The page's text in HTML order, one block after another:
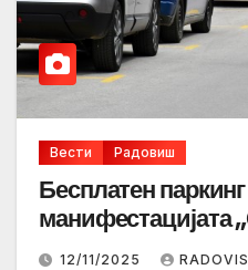
Вести Радовиш
Бесплатен
манифестацијата
12/11/2025